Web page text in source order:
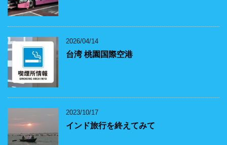
2026/04/14
台湾 桃園国際空港
2023/10/17
インド旅行を終えてみて